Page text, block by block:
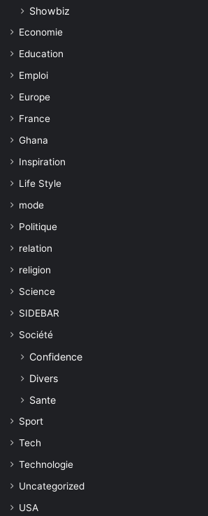
Showbiz
Economie
Education
Emploi
Europe
France
Ghana
Inspiration
Life Style
mode
Politique
relation
religion
Science
SIDEBAR
Société
Confidence
Divers
Sante
Sport
Tech
Technologie
Uncategorized
USA